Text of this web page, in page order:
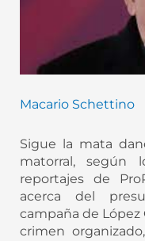
Macario Schettino
Sigue la mata
matorral, según
reportajes de
acerca del
campaña de López
crimen